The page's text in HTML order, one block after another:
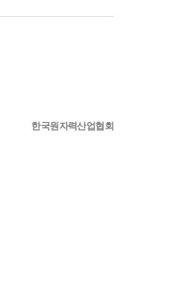
한국원자력산업협회